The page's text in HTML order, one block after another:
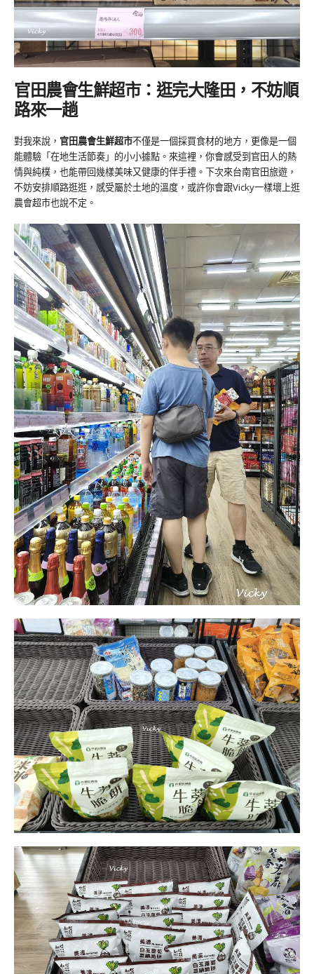
官田農會生鮮超市：逛完大隆田，不妨順
路來一趟
對我來說， 官田農會生鮮超市不僅是一個採買食材的地方，更像是一個
能體驗「在地生活節奏」的小小據點。來這裡，你會感受到官田人的熱
情與純樸，也能帶回幾樣美味又健康的伴手禮。下次來台南官田旅遊，
不妨安排順路逛逛，感受屬於土地的溫度，或許你會跟Vicky一樣壞上逛
農會超市也說不定。